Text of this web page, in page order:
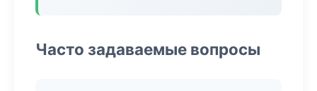
Часто задаваемые вопросы